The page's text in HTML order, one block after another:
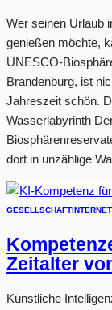
Wer seinen Urlaub
genießen möchte,
UNESCO-
Brandenburg, ist
Jahreszeit schön.
Wasserlabyrinth
dort in unzählige
GESELLSCHAFTINTERNET
Zeitalter
Künstliche